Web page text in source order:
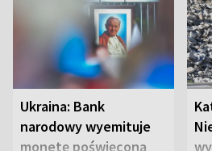
Ukraina: Bank
narodowy wyemituje
monetę poświęconą